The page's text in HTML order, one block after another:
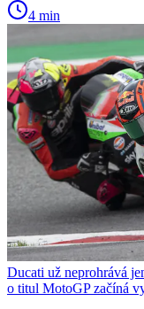
4 min
Ducati už neprohrává
o titul MotoGP začíná